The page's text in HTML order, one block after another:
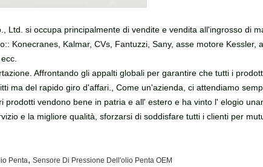
Ltd. si occupa principalmente di vendite e vendita all'ingrosso di
Konecranes, Kalmar, CVs, Fantuzzi, Sany, asse motore Kessler,
Affrontando gli appalti globali per garantire che tutti i
ma del rapido giro d'affari., Come un'azienda, ci attendiamo
vendono bene in patria e all' estero e ha vinto l' elogio
e la migliore qualità, sforzarsi di soddisfare tutti i clienti per
Penta, Sensore Di Pressione Dell'olio Penta OEM